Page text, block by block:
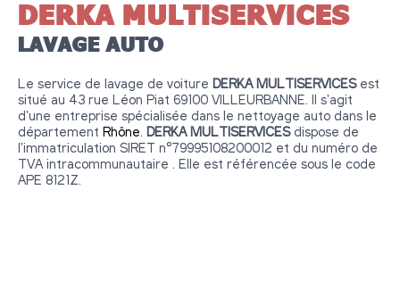
DERKA MULTISERVICES
LAVAGE AUTO
Le service de lavage de voiture DERKA MULTISERVICESest
situé au 43 rue Léon Piat 69100 VILLEURBANNE. Il s'agit
d'une entreprise spécialisée dans le nettoyage auto dans le
département Rhône. DERKA MULTISERVICESdispose de
l'immatriculation SIRET n°79995108200012 et du numéro de
TVA intracommunautaire . Elle est référencée sous le code
APE 8121Z.